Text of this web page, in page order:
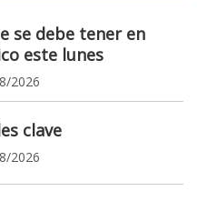
se debe tener en
este lunes
2026
clave
2026